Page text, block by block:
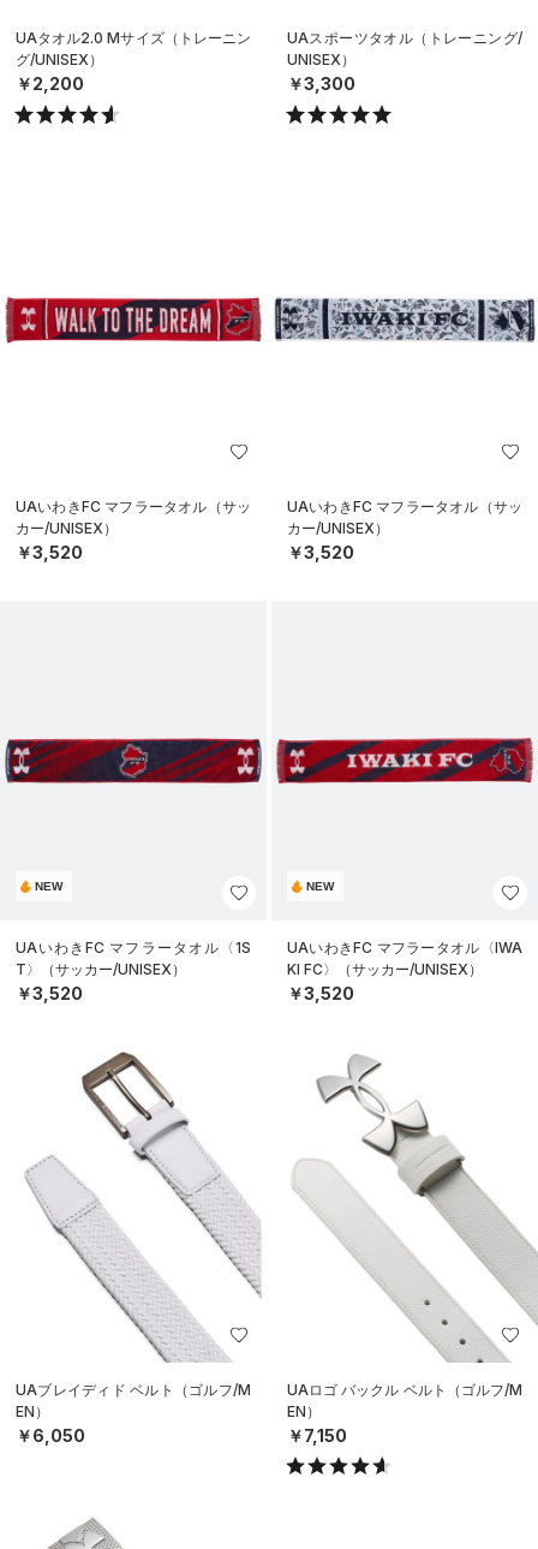
UAタオル2.0 Mサイズ（トレーニン
グ/UNISEX）
￥2,200
UAスポーツタオル（トレーニング/
UNISEX）
￥3,300
UAいわきFC マフラータオル（サッ
カー/UNISEX）
￥3,520
UAいわきFC マフラータオル（サッ
カー/UNISEX）
￥3,520
NEW
UAいわきFC マフラータオル〈1S
T〉（サッカー/UNISEX）
￥3,520
NEW
UAいわきFC マフラータオル〈IWA
KI FC〉（サッカー/UNISEX）
￥3,520
UAブレイディド ベルト（ゴルフ/M
EN）
￥6,050
UAロゴ バックル ベルト（ゴルフ/M
EN）
￥7,150